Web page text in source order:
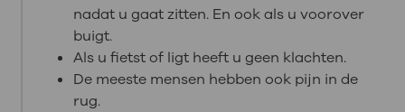
nadat u gaat zitten. En ook als u voorover
buigt.
Als u fietst of ligt heeft u geen klachten.
De meeste mensen hebben ook pijn in de
rug.